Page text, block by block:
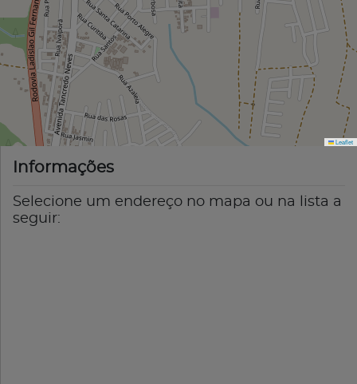
Leaflet
Informações
Selecione um endereço no mapa ou na lista a
seguir: